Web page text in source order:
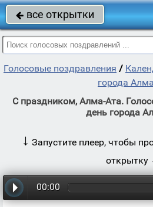
 все открытки
Голосовые поздравления /
города
С праздником, Алма-Ата.
день города
↓ Запустите плеер, чтобы
открытку
00:00